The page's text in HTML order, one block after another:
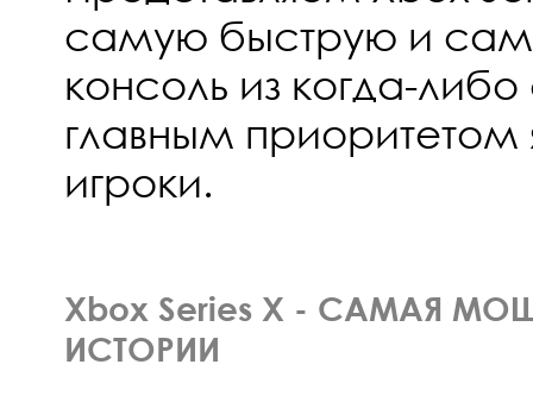
самую быструю и
консоль из когда-
главным приоритетом
игроки.
Xbox Series X - САМАЯ
ИСТОРИИ